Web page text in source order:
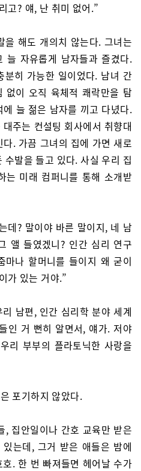
고? 얘, 난 취미 없어.”
을 해도 개의치 않는다. 그녀는
늘 자유롭게 남자들과 즐겼다.
분히 가능한 일이었다. 남녀 간
없이 오직 육체적 쾌락만을 탐
늘 젊은 남자를 끼고 다녔다.
주는 컨설팅 회사에서 취향대
. 가끔 그녀의 집에 가면 새로
발을 들고 있다. 사실 우리 집
는 미래 컴퍼니를 통해 소개받
데? 말이야 바른 말이지, 네 남
앨 들였겠니? 인간 심리 연구
마나 할머니를 들이지 왜 굳이
가 있는 거야.”
남편, 인간 심리학 분야 세계
인 거 뻔히 알면서, 얘가. 저야
리 부부의 플라토닉한 사랑을
포기하지 않았다.
, 집안일이나 간호 교육만 받은
는데, 그거 받은 애들은 밤에
. 한 번 빠져들면 헤어날 수가